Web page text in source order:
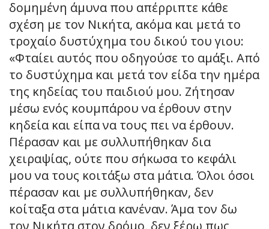
δομημένη άμυνα που απέρριπτε κάθε
σχέση με τον Νικήτα, ακόμα και μετά το
τροχαίο δυστύχημα του δικού του γιου:
«Φταίει αυτός που οδηγούσε το αμάξι. Από
το δυστύχημα και μετά τον είδα την ημέρα
της κηδείας του παιδιού μου. Ζήτησαν
μέσω ενός κουμπάρου να έρθουν στην
κηδεία και είπα να τους πει να έρθουν.
Πέρασαν και με συλλυπήθηκαν δια
χειραψίας, ούτε που σήκωσα το κεφάλι
μου να τους κοιτάξω στα μάτια. Όλοι όσοι
πέρασαν και με συλλυπήθηκαν, δεν
κοίταξα στα μάτια κανέναν. Άμα τον δω